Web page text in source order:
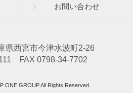
県西宮市今津水波町2-26
FAX 0798-34-7702
お問い合わせ
ONE GROUP All Rights Reserved.